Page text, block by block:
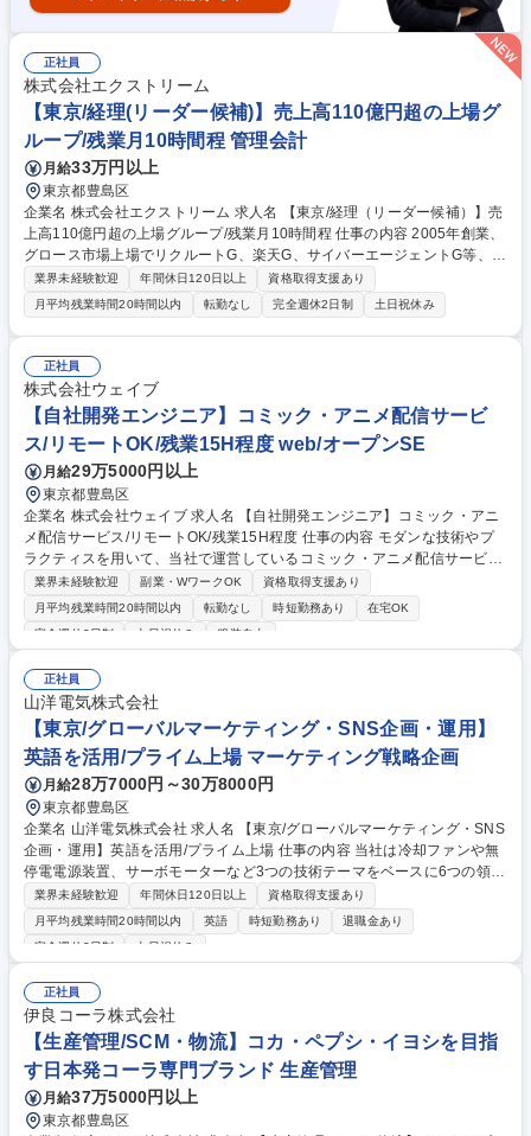
正社員
株式会社エクストリーム
【東京/経理(リーダー候補)】売上高110億円超の上場グ
ループ/残業月10時間程 管理会計
月給33万円以上
東京都豊島区
企業名 株式会社エクストリーム 求人名 【東京/経理（リーダー候補）】売
上高110億円超の上場グループ/残業月10時間程 仕事の内容 2005年創業、
グロース市場上場でリクルートG、楽天G、サイバーエージェントG等、
様々な企業と安定的な取引を行う当社にて、経理部門のリーダー候補を募
集します。 ★リソース不足を解消し、新しいことにチャレンジしたいと考
えております！ 【具体的には】】■定常業務（支払、請求、債権債務管
理、資金管理、月次決算、社内部署・外部との調整及び対応等）■決算実
務全般（決算会計処理、会社法関連書類作成、連結報告、税金計算、申
告・納税等） 募集職種 【東京/経理（リーダー候補）】売上高110億円超
の上場グループ/残業月10時間程
業界未経験歓迎 年間休日120日以上
資格取得支援あり
月平均残業時間20時間以内
転勤なし 完全週休2日制 土日祝休み
正社員
株式会社ウェイブ
【自社開発エンジニア】コミック・アニメ配信サービ
ス/リモートOK/残業15H程度 web/オープンSE
月給29万5000円以上
東京都豊島区
企業名 株式会社ウェイブ 求人名 【自社開発エンジニア】コミック・アニ
メ配信サービス/リモートOK/残業15H程度 仕事の内容 モダンな技術やプ
ラクティスを用いて、当社で運営しているコミック・アニメ配信サービス
のアジャイル開発・運用に携わっていただきます。 【具体的な仕事内容】
・Rubyを用いたバックエンド開発 ・開発プロセスの改善 ・React/Next.j
s/Vue.jsなどを用いたフロントエンド開発 ・新機能開発（設計/コーディン
開発 ・DBの設計／チューニング ・既存機能の不具合調査、修正 募集職種
【自社開発エンジニア】コミック・アニメ配信サービス/リモートOK/残業
15H程度
業界未経験歓迎 副業・WワークOK
資格取得支援あり
月平均残業時間20時間以内
転勤なし 時短勤務あり
在宅OK
完全週休2日制
土日祝休み 服装自由
正社員
山洋電気株式会社
【東京/グローバルマーケティング・SNS企画・運用】
英語を活用/プライム上場 マーケティング戦略企画
月給28万7000円～30万8000円
東京都豊島区
企業名 山洋電気株式会社 求人名 【東京/グローバルマーケティング・SNS
企画・運用】英語を活用/プライム上場 仕事の内容 当社は冷却ファンや無
停電電源装置、サーボモーターなど3つの技術テーマをベースに6つの領域
で新技術・新製品を開発し製造、販売しております。そんな当社において
下記業務をお任せします。 当社グループ全体の情報発信力強化に向け、S
NSを活用したマーケティング業務を担当していただきます。 ■Linkedln、
トピックス・資料）の企画・作成 ■グループ各社と連携した情報発信の統
括 ■海外拠点も含めたグローバルでのコンテンツの展開 ■SNS活用におけ
る方針策定・改善提案 募集職種 【東京/グローバルマーケティング・SNS
企画・運用】英語を活用/プライム上場
業界未経験歓迎 年間休日120日以上
資格取得支援あり
月平均残業時間20時間以内
英語 時短勤務あり
退職金あり
完全週休2日制
土日祝休み
正社員
伊良コーラ株式会社
【生産管理/SCM・物流】コカ・ペプシ・イヨシを目指
す日本発コーラ専門ブランド 生産管理
月給37万5000円以上
東京都豊島区